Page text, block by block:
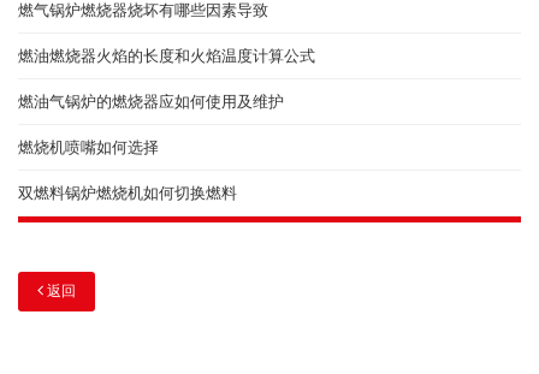
燃气锅炉燃烧器烧坏有哪些因素导致
燃油燃烧器火焰的长度和火焰温度计算公式
燃油气锅炉的燃烧器应如何使用及维护
燃烧机喷嘴如何选择
双燃料锅炉燃烧机如何切换燃料
返回